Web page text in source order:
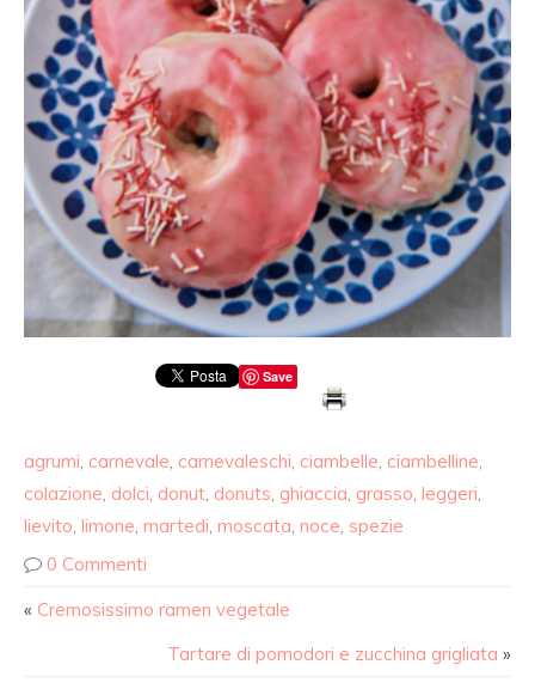
Save
agrumi, carnevale, carnevaleschi, ciambelle, ciambelline,
colazione, dolci, donut, donuts, ghiaccia, grasso, leggeri,
lievito, limone, martedi, moscata, noce, spezie
0 Commenti
« Cremosissimo ramen vegetale
Tartare di pomodori e zucchina grigliata »